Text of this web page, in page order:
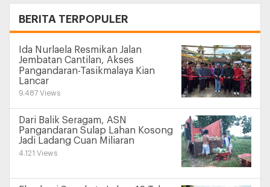
BERITA TERPOPULER
Ida Nurlaela Resmikan Jalan
Jembatan Cantilan, Akses
Pangandaran-Tasikmalaya Kian
Lancar
9.487 Views
Dari Balik Seragam, ASN
Pangandaran Sulap Lahan Kosong
Jadi Ladang Cuan Miliaran
4.121 Views